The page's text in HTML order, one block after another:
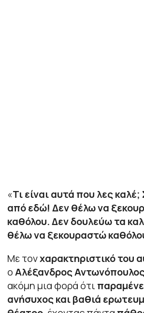
«Τι είναι αυτά που λες
από εδώ! Δεν θέλω να
καθόλου. Δεν δουλεύω τα
θέλω να ξεκουραστώ
Με τονχαρακτηριστικό του
οΑλέξανδρος
ακόμη μια φορά ότι
ανήσυχος και βαθιά